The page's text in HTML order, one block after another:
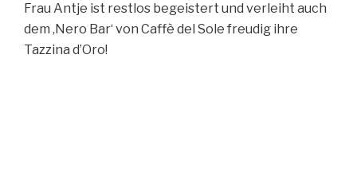
Frau Antje ist restlos begeistert und verleiht auch
dem ‚Nero Bar‘ von Caffè del Sole freudig ihre
Tazzina d’Oro!